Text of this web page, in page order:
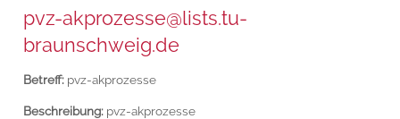
pvz-akprozesse@lists.tu-
braunschweig.de
Betreff: pvz-akprozesse
Beschreibung: pvz-akprozesse